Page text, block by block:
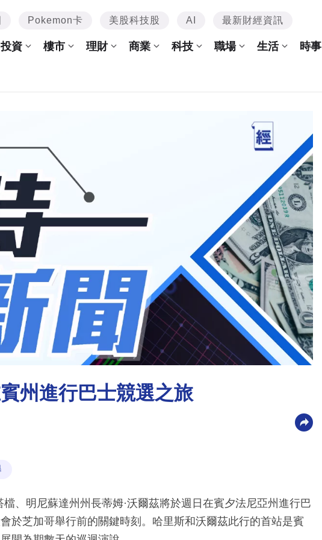
Pokemon卡 美股科技股 AI 最新財經資訊
投資 樓市 理財 商業 科技 職場 生活 時事
州進行巴士競選之旅
、明尼蘇達州州長蒂姆·沃爾茲將於週日在賓夕法尼亞州進行巴
於芝加哥舉行前的關鍵時刻。哈里斯和沃爾茲此行的首站是賓